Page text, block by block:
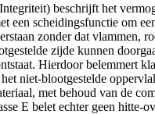
beschrijft het
een scheidingsfunctie om
zonder dat vlammen,
zijde kunnen
Hierdoor belemmert
niet-blootgestelde
met behoud van de
E belet echter geen hitte-